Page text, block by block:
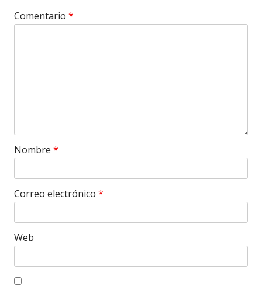
Comentario *
Nombre *
Correo electrónico *
Web